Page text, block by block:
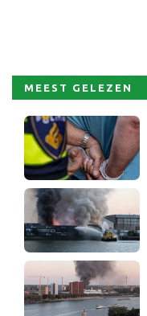
MEEST GELEZEN